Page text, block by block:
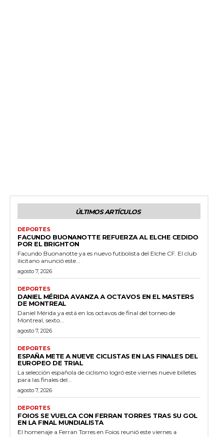
ÚLTIMOS ARTÍCULOS
DEPORTES
FACUNDO BUONANOTTE REFUERZA AL ELCHE CEDIDO
POR EL BRIGHTON
Facundo Buonanotte ya es nuevo futbolista del Elche CF. El club
ilicitano anunció este...
agosto 7, 2026
DEPORTES
DANIEL MÉRIDA AVANZA A OCTAVOS EN EL MASTERS
DE MONTREAL
Daniel Mérida ya está en los octavos de final del torneo de
Montreal, sexto...
agosto 7, 2026
DEPORTES
ESPAÑA METE A NUEVE CICLISTAS EN LAS FINALES DEL
EUROPEO DE TRIAL
La selección española de ciclismo logró este viernes nueve billetes
para las finales del...
agosto 7, 2026
DEPORTES
FOIOS SE VUELCA CON FERRAN TORRES TRAS SU GOL
EN LA FINAL MUNDIALISTA
El homenaje a Ferran Torres en Foios reunió este viernes a